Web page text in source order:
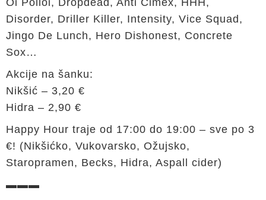
Oi Polloi, Dropdead, Anti Cimex, HHH,
Disorder, Driller Killer, Intensity, Vice Squad,
Jingo De Lunch, Hero Dishonest, Concrete
Sox…
Akcije na šanku:
Nikšić – 3,20 €
Hidra – 2,90 €
Happy Hour traje od 17:00 do 19:00 – sve po 3
€! (Nikšićko, Vukovarsko, Ožujsko,
Staropramen, Becks, Hidra, Aspall cider)
▬▬▬